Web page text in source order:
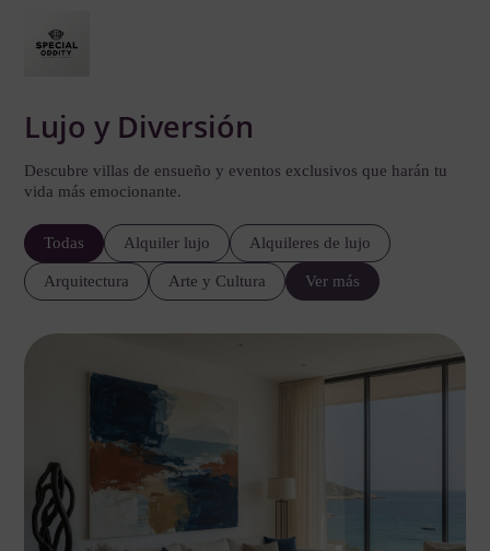
Lujo y Diversión
Descubre villas de ensueño y eventos exclusivos que harán tu
vida más emocionante.
Todas Alquiler lujo Alquileres de lujo
Arquitectura Arte y Cultura Ver más